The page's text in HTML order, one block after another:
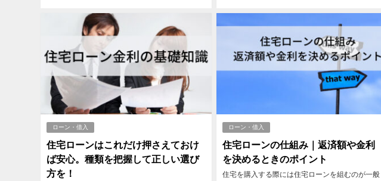
ローン・借入
住宅ローンはこれだけ押さえておけ
ば安心。種類を把握して正しい選び
方を！
ローン・借入
住宅ローンの仕組み｜返済額や金利
を決めるときのポイント
住宅を購入する際には住宅ローンを組むのが一般